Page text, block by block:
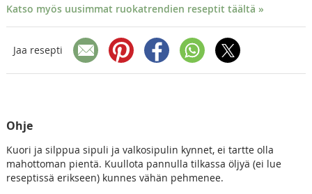
Katso myös uusimmat ruokatrendien reseptit täältä »
Jaa resepti
Ohje
Kuori ja silppua sipuli ja valkosipulin kynnet, ei tartte olla
mahottoman pientä. Kuullota pannulla tilkassa öljyä (ei lue
reseptissä erikseen) kunnes vähän pehmenee.